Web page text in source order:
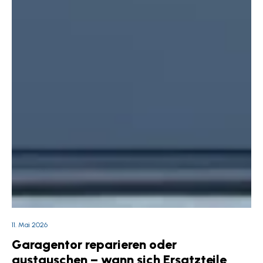
11. Mai 2026
Garagentor reparieren oder